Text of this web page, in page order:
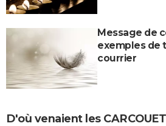
Message de
exemples de
courrier
D'où venaient les